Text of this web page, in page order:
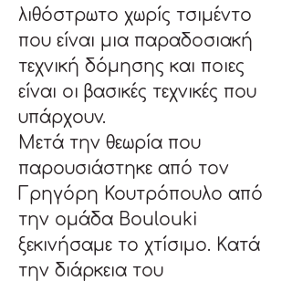
λιθόστρωτο χωρίς τσιμέντο
που είναι μια παραδοσιακή
τεχνική δόμησης και ποιες
είναι οι βασικές τεχνικές που
υπάρχουν.
Μετά την θεωρία που
παρουσιάστηκε από τον
Γρηγόρη Κουτρόπουλο από
την ομάδα Boulouki
ξεκινήσαμε το χτίσιμο. Κατά
την διάρκεια του